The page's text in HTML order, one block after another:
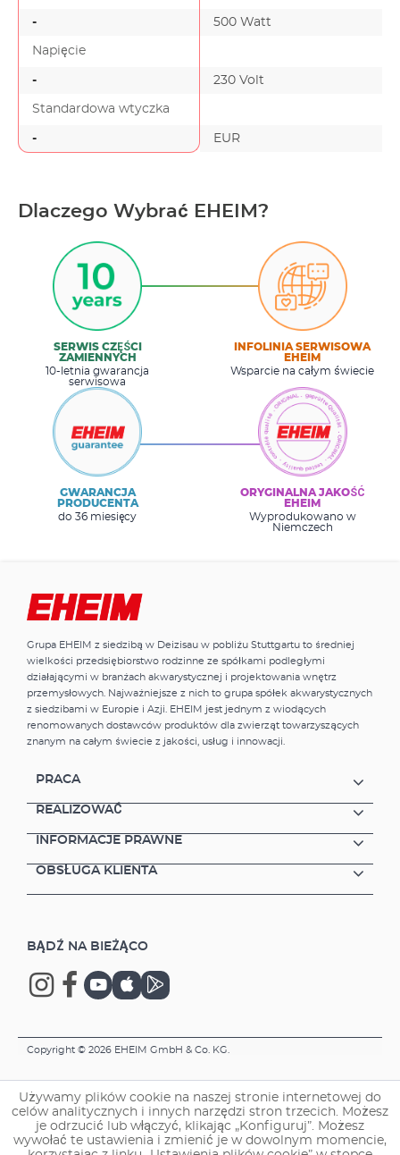
- 500 Watt
Napięcie
- 230 Volt
Standardowa wtyczka
- EUR
Dlaczego Wybrać EHEIM?
SERWIS CZĘŚCI
ZAMIENNYCH
10-letnia gwarancja
serwisowa
INFOLINIA SERWISOWA
EHEIM
Wsparcie na całym świecie
GWARANCJA
PRODUCENTA
do 36 miesięcy
ORYGINALNA JAKOŚĆ
EHEIM
Wyprodukowano w
Niemczech
Grupa EHEIM z siedzibą w Deizisau w pobliżu Stuttgartu to średniej
wielkości przedsiębiorstwo rodzinne ze spółkami podległymi
działającymi w branżach akwarystycznej i projektowania wnętrz
przemysłowych. Najważniejsze z nich to grupa spółek akwarystycznych
z siedzibami w Europie i Azji. EHEIM jest jednym z wiodących
renomowanych dostawców produktów dla zwierząt towarzyszących
znanym na całym świecie z jakości, usług i innowacji.
PRACA
REALIZOWAĆ
INFORMACJE PRAWNE
OBSŁUGA KLIENTA
BĄDŹ NA BIEŻĄCO
Copyright © 2026 EHEIM GmbH & Co. KG.
Używamy plików cookie na naszej stronie internetowej do
celów analitycznych i innych narzędzi stron trzecich. Możesz
je odrzucić lub włączyć, klikając „Konfiguruj”. Możesz
wywołać te ustawienia i zmienić je w dowolnym momencie,